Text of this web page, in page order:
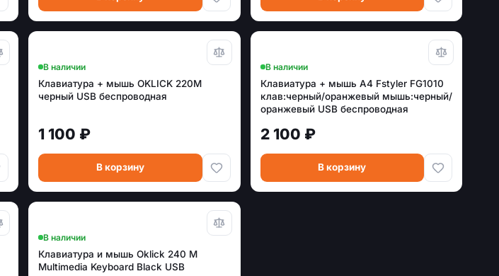
В наличии
Клавиатура + мышь OKLICK 220M
черный USB беспроводная
1 100 ₽
В корзину
В наличии
Клавиатура + мышь A4 Fstyler FG1010
клав:черный/оранжевый мышь:черный/
оранжевый USB беспроводная
2 100 ₽
В корзину
В наличии
Клавиатура и мышь Oklick 240 M
Multimedia Keyboard Black USB